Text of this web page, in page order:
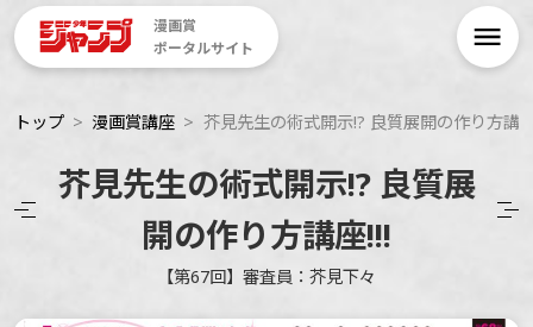
漫画賞
ポータルサイト
トップ 漫画賞講座 芥見先生の術式開示!? 良質展開の作り方講
芥見先生の術式開示!? 良質展
開の作り方講座!!!
【第67回】審査員：芥見下々